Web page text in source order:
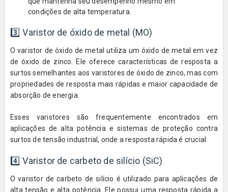
condições de alta temperatura.
3️⃣ Varistor de óxido de metal (MO)
O varistor de óxido de metal utiliza um óxido de metal em vez
de óxido de zinco. Ele oferece características de resposta a
surtos semelhantes aos varistores de óxido de zinco, mas com
propriedades de resposta mais rápidas e maior capacidade de
absorção de energia.
Esses varistores são frequentemente encontrados em
aplicações de alta potência e sistemas de proteção contra
surtos de tensão industrial, onde a resposta rápida é crucial.
4️⃣ Varistor de carbeto de silício (SiC)
O varistor de carbeto de silício é utilizado para aplicações de
alta tensão e alta potência. Ele possui uma resposta rápida a